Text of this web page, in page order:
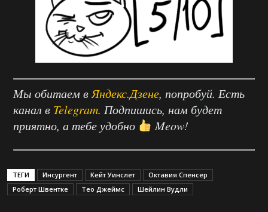
Мы обитаем вЯндекс.Дзене, попробуй. Есть
канал в Telegram. Подпишись, нам будет
приятно, а тебе удобно
Meow!
ТЕГИ Инсургент Кейт Уинслет
Октавия Спенсер
Роберт Швентке
Тео Джеймс Шейлин Вудли